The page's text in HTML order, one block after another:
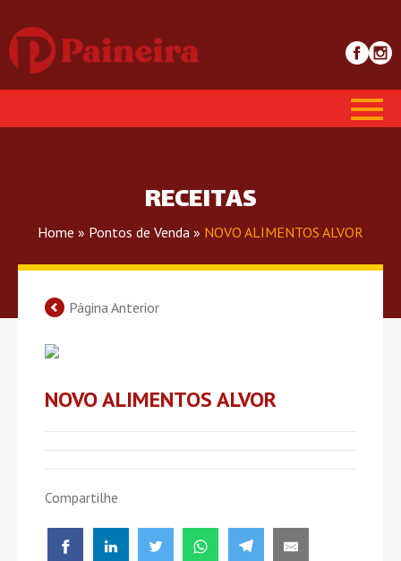
RECEITAS
Home » Pontos de Venda » NOVO ALIMENTOS ALVOR
Página Anterior
NOVO ALIMENTOS ALVOR
Compartilhe